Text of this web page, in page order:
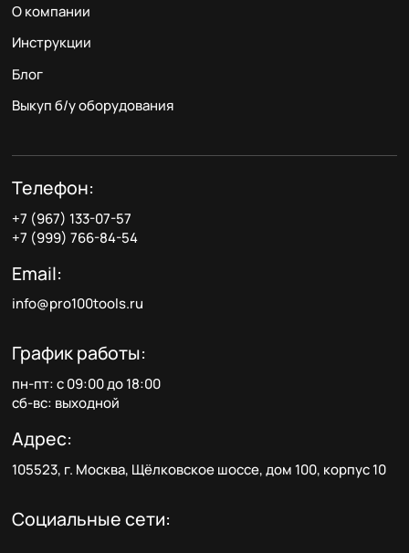
О компании
Инструкции
Блог
Выкуп б/у оборудования
Телефон:
+7 (967) 133-07-57
+7 (999) 766-84-54
Email:
info@pro100tools.ru
График работы:
пн-пт: с 09:00 до 18:00
сб-вс: выходной
Адрес:
105523, г. Москва, Щёлковское шоссе, дом 100, корпус 10
Социальные сети: